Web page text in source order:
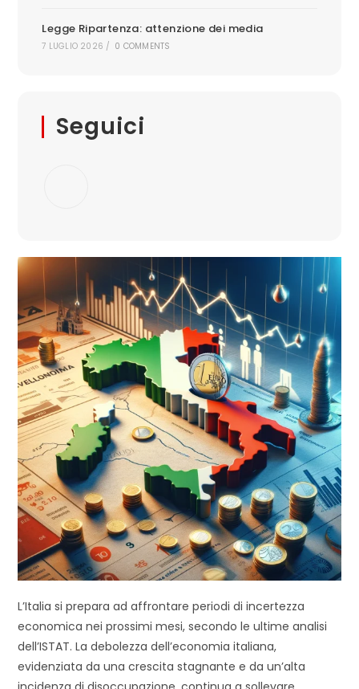
Legge Ripartenza: attenzione dei media
7 LUGLIO 2026 / 0 COMMENTS
Seguici
a
new
tab
L’Italia si prepara ad affrontare periodi di incertezza
economica nei prossimi mesi, secondo le ultime analisi
dell’ISTAT. La debolezza dell’economia italiana,
evidenziata da una crescita stagnante e da un’alta